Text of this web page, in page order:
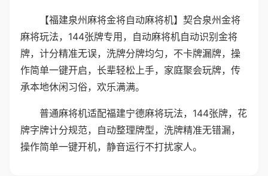
【福建泉州麻将金将自动麻将机】契合泉州金将
麻将玩法，144张牌专用，自动麻将机自动识别金将
牌，计分精准无误，洗牌分牌均匀，不卡牌漏牌，操
作简单一键开启，长辈轻松上手，家庭聚会玩牌，传
承本地休闲习俗，欢乐满满。
普通麻将机适配福建宁德麻将玩法，144张牌，花
牌字牌计分规范，自动整理牌型，洗牌精准无错漏，
操作简单一键开机，静音运行不打扰家人。